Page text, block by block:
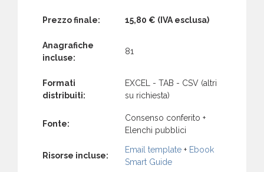
Prezzo finale: 15,80 € (IVA esclusa)
Anagrafiche
incluse:
81
Formati
distribuiti:
EXCEL - TAB - CSV (altri
su richiesta)
Fonte:
Consenso conferito +
Elenchi pubblici
Risorse incluse:
Email template + Ebook
Smart Guide